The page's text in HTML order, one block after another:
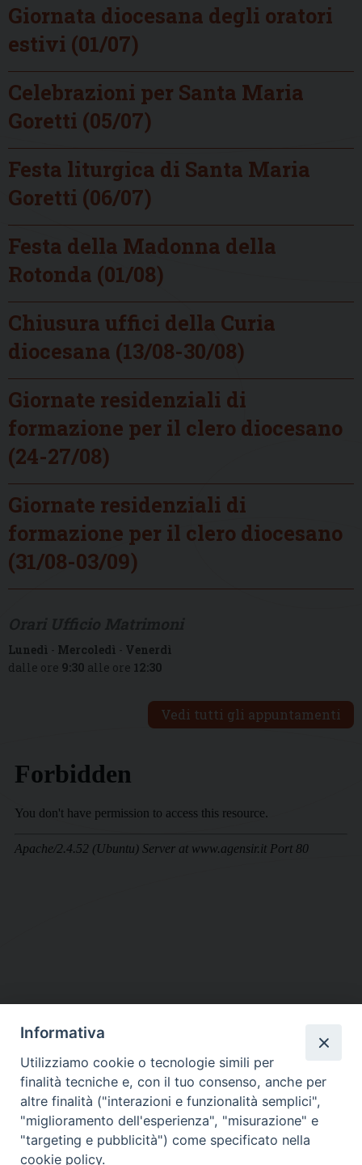
Giornata diocesana degli oratori
estivi (01/07)
Celebrazioni per Santa Maria
Goretti (05/07)
Festa liturgica di Santa Maria
Goretti (06/07)
Festa della Madonna della
Rotonda (01/08)
Chiusura uffici della Curia
diocesana (13/08-30/08)
Giornate residenziali di
formazione per il clero diocesano
(24-27/08)
Giornate residenziali di
formazione per il clero diocesano
(31/08-03/09)
Lunedì - Mercoledì - Venerdì
dalle ore 9:30 alle ore 12:30
Vedi tutti gli appuntamenti
DIOCESI SUBURBICARIA DI ALBANO
Contatti:Tel.: 06.93268401 - Fax.: 06.9323844
E-mail:curia@diocesidialbano.it
Orari: dal Lunedì al Venerdì Ore: 9:00 - 13:00
Informativa
Utilizziamo cookie o tecnologie simili per
finalità tecniche e, con il tuo consenso, anche per
altre finalità ("interazioni e funzionalità semplici",
"miglioramento dell'esperienza", "misurazione" e
"targeting e pubblicità") come specificato nella
cookie policy.